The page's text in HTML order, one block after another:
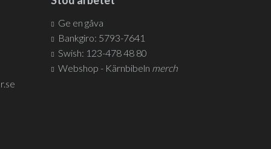
Ge en gåva
Bankgiro: 5793-7641
Swish: 123-478 48 80
Webshop - Kärnbibeln merch